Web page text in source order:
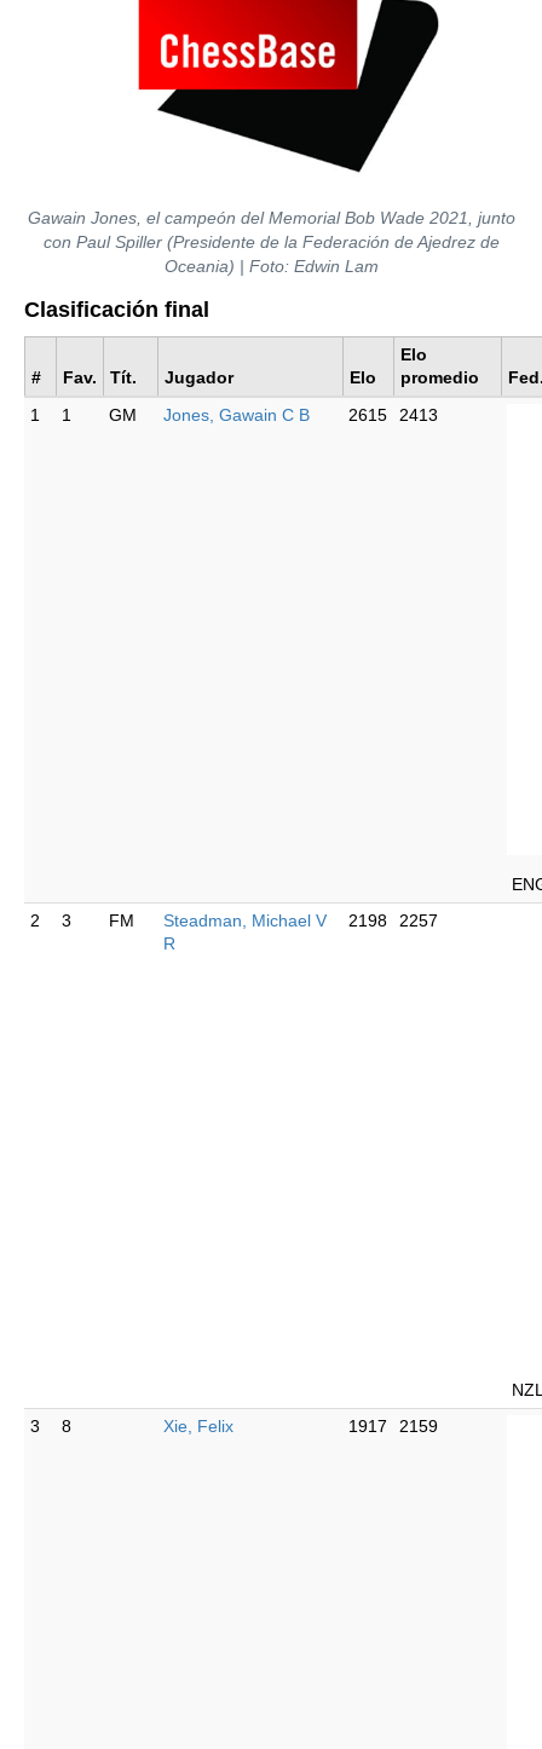
Gawain Jones, el campeón del Memorial Bob Wade 2021, junto
con Paul Spiller (Presidente de la Federación de Ajedrez de
Oceania) | Foto: Edwin Lam
Clasificación final
# Fav. Tít. Jugador Elo
Elo
promedio
1
1 GM Jones, Gawain C B 2615 2413
2
3 FM
Steadman, Michael V
R
2198 2257
3
8 Xie, Felix 1917 2159